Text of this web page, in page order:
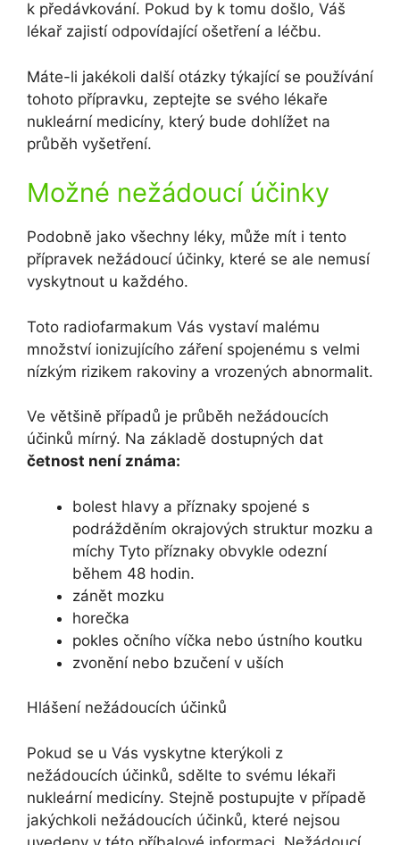
k předávkování. Pokud by k tomu došlo, Váš
lékař zajistí odpovídající ošetření a léčbu.
Máte-li jakékoli další otázky týkající se používání
tohoto přípravku, zeptejte se svého lékaře
nukleární medicíny, který bude dohlížet na
průběh vyšetření.
Možné nežádoucí účinky
Podobně jako všechny léky, může mít i tento
přípravek nežádoucí účinky, které se ale nemusí
vyskytnout u každého.
Toto radiofarmakum Vás vystaví malému
množství ionizujícího záření spojenému s velmi
nízkým rizikem rakoviny a vrozených abnormalit.
Ve většině případů je průběh nežádoucích
účinků mírný. Na základě dostupných dat
četnost není známa:
bolest hlavy a příznaky spojené s
podrážděním okrajových struktur mozku a
míchy Tyto příznaky obvykle odezní
během 48 hodin.
zánět mozku
horečka
pokles očního víčka nebo ústního koutku
zvonění nebo bzučení v uších
Hlášení nežádoucích účinků
Pokud se u Vás vyskytne kterýkoli z
nežádoucích účinků, sdělte to svému lékaři
nukleární medicíny. Stejně postupujte v případě
jakýchkoli nežádoucích účinků, které nejsou